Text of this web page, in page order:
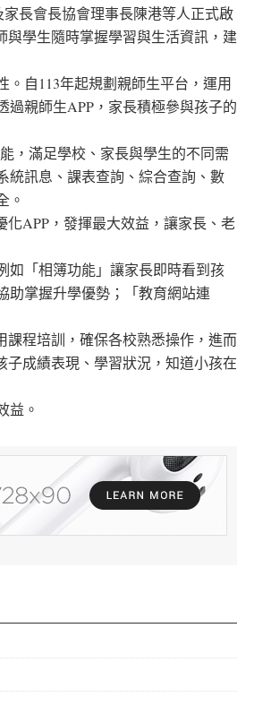
長會長協會理事長陳港等人正式啟
與學生隨時掌握學習與生活資訊，建
自113年起規劃親師生平台，運用
親師生APP，家長積極參與孩子的
，滿足學校、家長與學生的不同需
統訊息、課表查詢、綜合查詢、數
。
APP，發揮最大效益，讓家長、老
如「相簿功能」讓家長即時看到孩
助掌握升學優勢；「教育網站連
課程培訓，確保各校熟悉操作，進而
成績表現、學習狀況，知道小孩在
益。